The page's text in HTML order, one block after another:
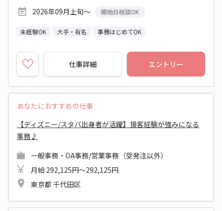
2026年09月上旬～
開始日相談OK
未経験OK 大手・有名 事務はじめてOK
仕事詳細 エントリー
あなたにおすすめの仕事
【ディズニー/スタバ出身者が活躍】接客経験が強みになる
事務♪
一般事務・OA事務/営業事務（受発注以外）
月給 292,125円～292,125円
東京都 千代田区